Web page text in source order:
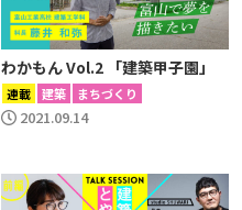
わかもん Vol.2 「建築甲子園」
連載 建築 まちづくり
2021.09.14